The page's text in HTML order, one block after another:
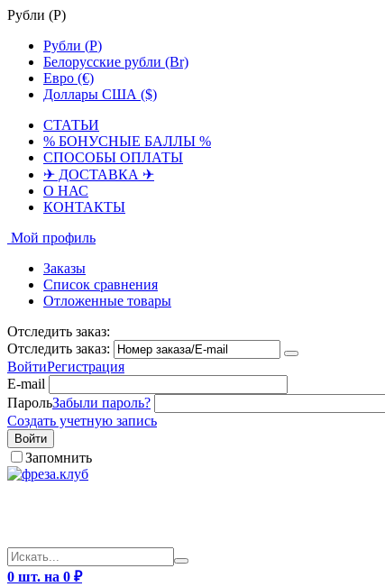
Рубли (Р)
Рубли (Р)
Белорусские рубли (Br)
Евро (€)
Доллары США ($)
СТАТЬИ
% БОНУСНЫЕ БАЛЛЫ %
СПОСОБЫ ОПЛАТЫ
✈ ДОСТАВКА ✈
О НАС
КОНТАКТЫ
Мой профиль
Заказы
Список сравнения
Отложенные товары
Отследить заказ:
Отследить заказ:
ВойтиРегистрация
E-mail
ПарольЗабыли пароль?
Создать учетную запись
Войти
Запомнить
0 шт. на 0 ₽